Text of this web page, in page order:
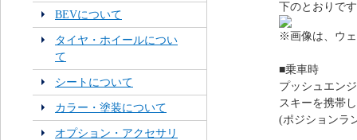
BEVについて
タイヤ・ホイールについ
て
シートについて
カラー・塗装について
オプション・アクセサリ
下のとおりで
※画像は、ウ
■乗車時
プッシュエン
スキーを携帯
(ポジションラ